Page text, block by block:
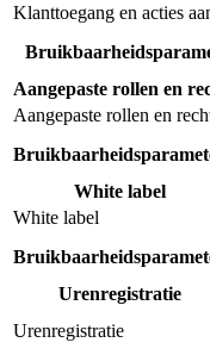
Klanttoegang en acties
Aangepaste rollen en
Aangepaste rollen en
White label
White label
Urenregistratie
Urenregistratie